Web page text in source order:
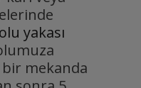
yakası
bir mekanda